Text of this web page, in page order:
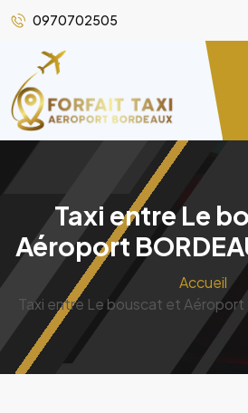
0970702505
Taxi entre Le
Aéroport
Accueil
Taxi entre Le bouscat et Aéroport